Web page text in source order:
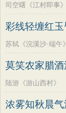
司空曙《江村即事》
彩线轻缠红玉
苏轼《浣溪沙·端午》
莫笑农家腊酒
陆游《游山西村》
浓雾知秋晨